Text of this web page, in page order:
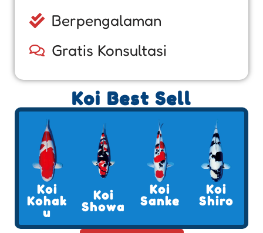
Berpengalaman
Gratis Konsultasi
Koi Best Sell
Koi
Kohak
u
Koi
Showa
Koi
Sanke
Koi
Shiro